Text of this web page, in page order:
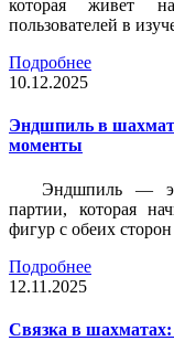
которая живет
пользователей в
Подробнее
10.12.2025
Эндшпиль в
моменты
Эндшпиль —
партии, которая
фигур с обеих
Подробнее
12.11.2025
Связка в шахматах: